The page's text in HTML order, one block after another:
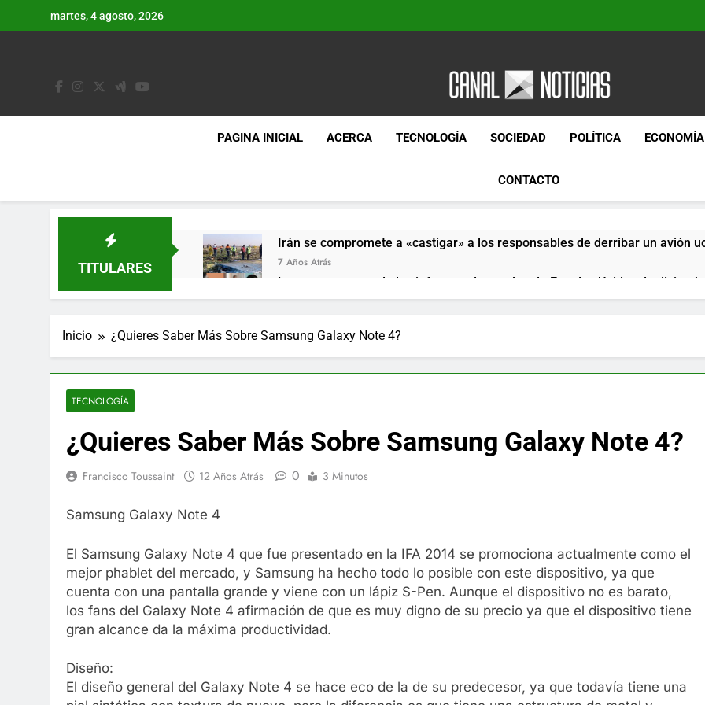
martes, 4 agosto, 2026
Canal Noticias
Canal Noticias
PAGINA INICIAL ACERCA TECNOLOGÍA SOCIEDAD POLÍTICA ECONOMÍA
CONTACTO
TITULARES
Irán se compromete a «castigar» a los responsables de derribar un avión
7 Años Atrás
Lo que se espera de los informes de empleo de Estados Unidos de
7 Años Atrás
7 Años Atrás
El famoso chef y restaurador, Carl Ruiz, muere a los 44 años
Cápsulas Ultra Max Testo a Precios Especiales en México, Chile, Argentina,
Más
7 Años Atrás
7 Años Atrás
Crucero en México te lleva a lugares paranormales con binoculares de
7 Años Atrás
La Inteligencia Artificial deepfake de Samsung fabrica un clip de
7 Años Atrás
Inicio ¿Quieres Saber Más Sobre Samsung Galaxy Note 4?
TECNOLOGÍA
¿Quieres Saber Más Sobre Samsung Galaxy Note 4?
Francisco Toussaint 12 Años Atrás 0 3 Minutos
Samsung Galaxy Note 4
El Samsung Galaxy Note 4 que fue presentado en la IFA 2014 se promociona actualmente como el
mejor phablet del mercado, y Samsung ha hecho todo lo posible con este dispositivo, ya que
cuenta con una pantalla grande y viene con un lápiz S-Pen. Aunque el dispositivo no es barato,
los fans del Galaxy Note 4 afirmación de que es muy digno de su precio ya que el dispositivo tiene
gran alcance da la máxima productividad.
Diseño:
El diseño general del Galaxy Note 4 se hace eco de la de su predecesor, ya que todavía tiene una